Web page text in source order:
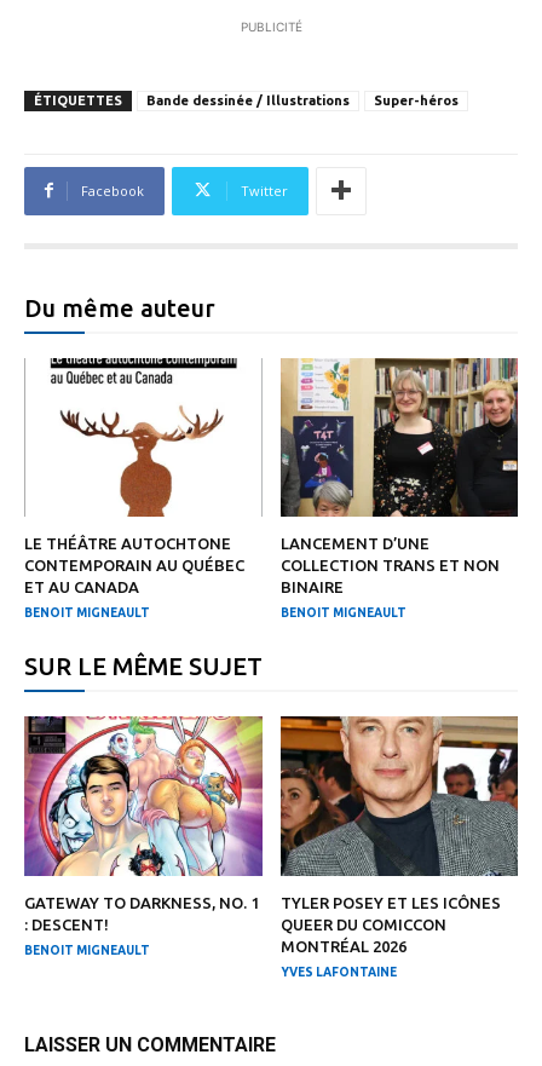
PUBLICITÉ
ÉTIQUETTES Bande dessinée / Illustrations Super-héros
Facebook Twitter
Du même auteur
LE THÉÂTRE AUTOCHTONE
CONTEMPORAIN AU QUÉBEC
ET AU CANADA
BENOIT MIGNEAULT
LANCEMENT D’UNE
COLLECTION TRANS ET NON
BINAIRE
BENOIT MIGNEAULT
SUR LE MÊME SUJET
GATEWAY TO DARKNESS, NO. 1
: DESCENT!
BENOIT MIGNEAULT
TYLER POSEY ET LES ICÔNES
QUEER DU COMICCON
MONTRÉAL 2026
YVES LAFONTAINE
LAISSER UN COMMENTAIRE